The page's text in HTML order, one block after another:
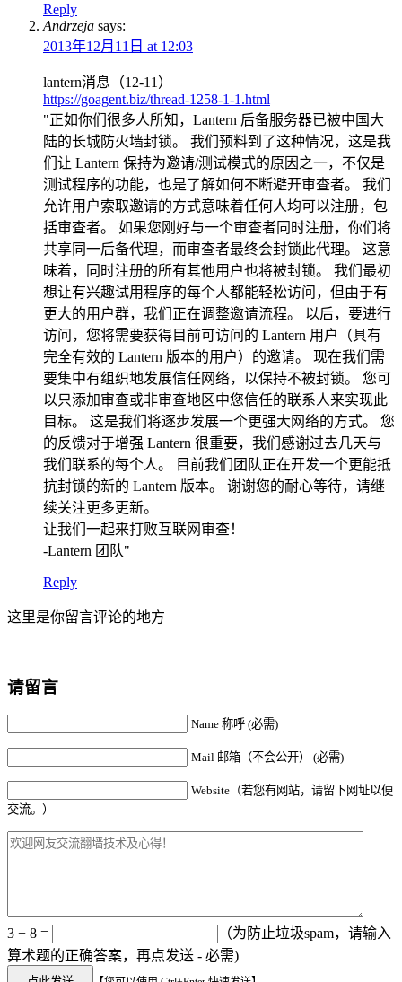
Reply
Andrzeja says:
2013年12月11日 at 12:03
lantern消息（12-11）
https://goagent.biz/thread-1258-1-1.html
"正如你们很多人所知，Lantern 后备服务器已被中国大
陆的长城防火墙封锁。 我们预料到了这种情况，这是我
们让 Lantern 保持为邀请/测试模式的原因之一，不仅是
测试程序的功能，也是了解如何不断避开审查者。 我们
允许用户索取邀请的方式意味着任何人均可以注册，包
括审查者。 如果您刚好与一个审查者同时注册，你们将
共享同一后备代理，而审查者最终会封锁此代理。 这意
味着，同时注册的所有其他用户也将被封锁。 我们最初
想让有兴趣试用程序的每个人都能轻松访问，但由于有
更大的用户群，我们正在调整邀请流程。 以后，要进行
访问，您将需要获得目前可访问的 Lantern 用户（具有
完全有效的 Lantern 版本的用户）的邀请。 现在我们需
要集中有组织地发展信任网络，以保持不被封锁。 您可
以只添加审查或非审查地区中您信任的联系人来实现此
目标。 这是我们将逐步发展一个更强大网络的方式。 您
的反馈对于增强 Lantern 很重要，我们感谢过去几天与
我们联系的每个人。 目前我们团队正在开发一个更能抵
抗封锁的新的 Lantern 版本。 谢谢您的耐心等待，请继
续关注更多更新。
让我们一起来打败互联网审查！
-Lantern 团队"
Reply
这里是你留言评论的地方
请留言
Name 称呼 (必需)
Mail 邮箱（不会公开） (必需)
Website（若您有网站，请留下网址以便
交流。）
3 + 8 =
（为防止垃圾spam，请输入
算术题的正确答案，再点发送 - 必需)